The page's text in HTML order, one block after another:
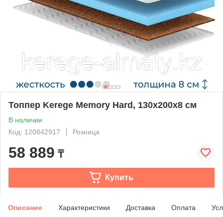
Топпер Kerege Memory Hard, 130x200x8 см
В наличии
Код: 120842917
Розница
58 889 ₸
Купить
Описание Характеристики Доставка Оплата